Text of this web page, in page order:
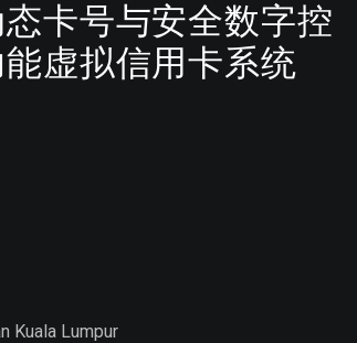
卡号与安全数字控
虚拟信用卡系统
Kuala Lumpur